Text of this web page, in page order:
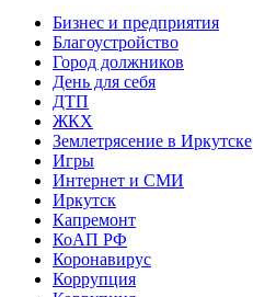
Бизнес и предприятия
Благоустройство
Город должников
День для себя
ДТП
ЖКХ
Землетрясение в Иркутске
Игры
Интернет и СМИ
Иркутск
Капремонт
КоАП РФ
Коронавирус
Коррупция